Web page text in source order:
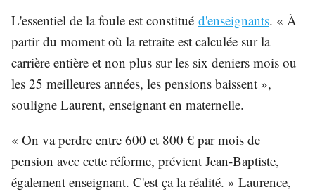
L'essentiel de la foule est constitué d'enseignants. « À
partir du moment où la retraite est calculée sur la
carrière entière et non plus sur les six deniers mois ou
les 25 meilleures années, les pensions baissent »,
souligne Laurent, enseignant en maternelle.
« On va perdre entre 600 et 800 € par mois de
pension avec cette réforme, prévient Jean-Baptiste,
également enseignant. C'est ça la réalité. » Laurence,